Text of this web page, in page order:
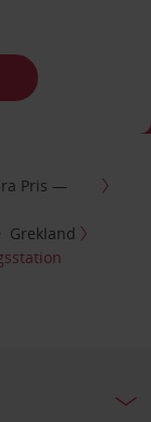
Pris —
Grekland